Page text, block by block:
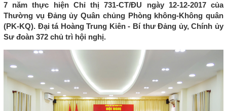
7 năm thực hiện Chỉ thị 731-CT/ĐU ngày 12-12-2017 của
Thường vụ Đảng ủy Quân chủng Phòng không-Không quân
(PK-KQ). Đại tá Hoàng Trung Kiên - Bí thư Đảng ủy, Chính ủy
Sư đoàn 372 chủ trì hội nghị.